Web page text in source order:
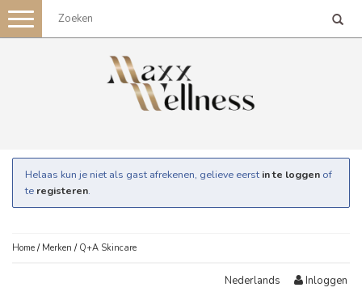
Toggle
navigation
Helaas kun je niet als gast afrekenen, gelieve eerst in te loggen of
te registeren.
Home / Merken / Q+A Skincare
Nederlands Inloggen